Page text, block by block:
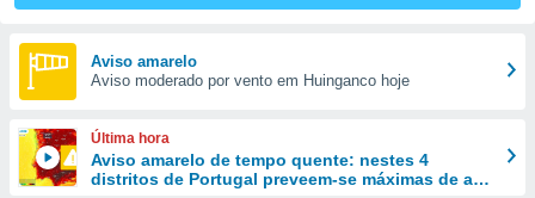
das
forma
digital
Aviso amarelo
Aviso moderado por vento em Huinganco hoje
Última hora
Aviso amarelo de tempo quente: nestes 4
distritos de Portugal preveem-se máximas de até